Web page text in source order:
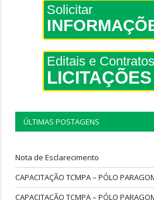
Solicitar
Editais e
LICITAÇÕES
ÚLTIMAS POSTAGENS
Nota de Esclarecimento
CAPACITAÇÃO TCMPA – PÓLO
CAPACITAÇÃO TCMPA – PÓLO